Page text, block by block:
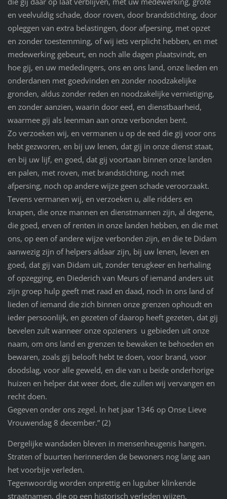
en veelvuldig schade, door roven, door brandstichting, door
opleggen van extra belastingen, door afpersing, met opzet
en zonder toestemming, of wij iets verplicht hebben, en met
medewerking gebeurt, en noch alle dagen plaatsvindt, en
hoe gij, en uw mededingers, ons en ons land, onze lieden en
onderdanen met goedvinden en zonder noodzakelijke
gronden, aldus zonder reden en noodzakelijke vernietiging,
en zonder aanzien, waarin door eed, en dienstbaarheid,
waarmee gij als leenman aan onze verbonden bent.
Zo verzoeken wij, en vermanen u op de eed die gij voor ons
hebt gezworen, en bij uw lenen, dat gij in onze dienst staat,
en bij uw lijf, en goed, dat gij voortaan binnen onze landen
en palen, met roven, met brandstichting, noch met
afpersing, noch op andere wijze geen schade veroorzaakt.
Tevens vermanen wij, en verzoeken u, alle ridders en
knapen, die onze mannen en dienstmannen zijn, al degene,
die goed, erven of renten in onze landen hebben, en die met
ons, op een of andere wijze verbonden zijn, en die te Didam
aanwezig zijn of helpers aldaar zijn, bij uw lenen, leven en
goed, dat gij van Didam uit, zonder terugkeer en herhaling
of opzegging, en Diederich van Meurs of iemand anders uit
zijn groep hulp geeft met raad en daad, noch in ons land of
lieden of iemand die zich binnen onze grenzen ophoudt en
ieder persoonlijk, en gezeten of daarop heeft gezeten, dat gij
bevelen zult wanneer onze opzieners u gebieden uit onze
naam, om ons land en grenzen te bewaken te behoeden en
bewaren, zoals gij belooft hebt te doen, voor brand, voor
doodslag, voor alle geweld, en die van u beide onderhorige
huizen en helper dat weer doet, die zullen wij vervangen en
recht doen.
Gegeven onder ons zegel. In het jaar 1346 op Onse Lieve
Vrouwendag 8 december.” (2)
Dergelijke wandaden bleven in mensenheugenis hangen.
Straten of buurten herinnerden de bewoners nog lang aan
het voorbije verleden.
Tegenwoordig worden onprettig en luguber klinkende
straatnamen, die op een historisch verleden wijzen,